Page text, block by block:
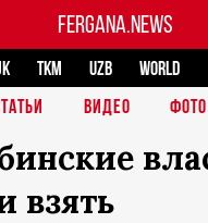
FERGANA.NEWS
TKM UZB
WORLD
ВИДЕО ФОТО
взять